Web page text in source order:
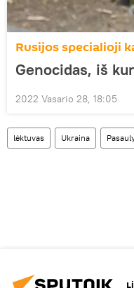
Rusijos specialioji
Genocidas, iš
2022 Vasario 28, 18:05
lėktuvas Ukraina